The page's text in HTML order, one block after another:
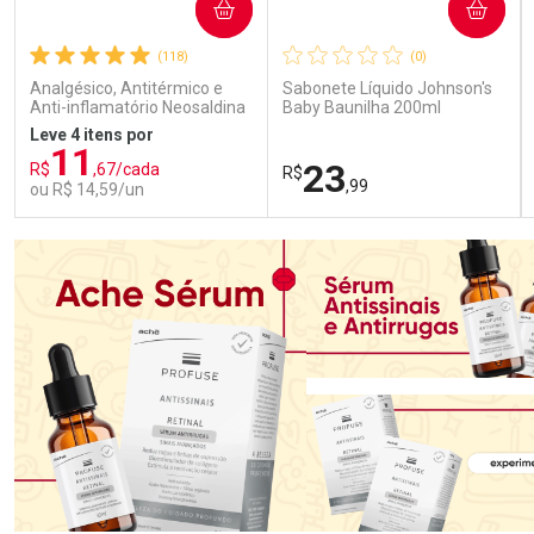
(118)
Analgésico, Antitérmico e
Anti-inflamatório Neosaldina
30mg + 300mg + 30mg 10
Drágeas
Leve 4 itens por
R$11 ,67/cada
ou R$ 14,59/un
COMPRAR
Laboratório
Ativar Desconto
Por Menos
(0)
Sabonete Líquido Johnson's
Baby Baunilha 200ml
R$23,99
COMPRAR
Laboratório
Ativar Desconto
Por Menos